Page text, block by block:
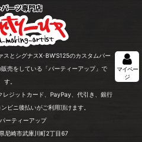
とシグナスX･BW'S125のカスタムパー
売をしている「パーティーアップ」で
す。
レジットカード、PayPay、代引き、銀行
ビニ後払いがご利用頂けます。
ーティーアップ
尼崎市武庫川町2丁目67
マイペー
ジ